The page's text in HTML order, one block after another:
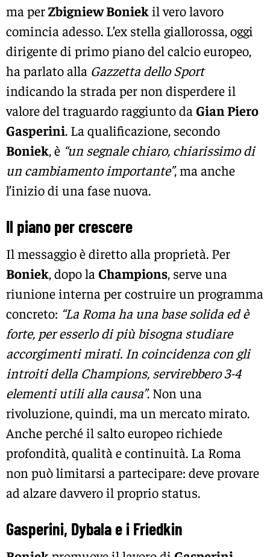
ma perZbigniew Boniekil vero lavoro
comincia adesso. L’ex stella giallorossa, oggi
dirigente di primo piano del calcio europeo,
ha parlato alla Gazzetta dello Sport
indicando la strada per non disperdere il
valore del traguardo raggiunto da Gian Piero
Gasperini. La qualificazione, secondo
Boniek, è “un segnale chiaro, chiarissimo di
un cambiamento importante”, ma anche
l’inizio di una fase nuova.
Il piano per crescere
Il messaggio è diretto alla proprietà. Per
Boniek, dopo la Champions, serve una
riunione interna per costruire un programma
concreto: “La Roma ha una base solida ed è
forte, per esserlo di più bisogna studiare
accorgimenti mirati. In coincidenza con gli
introiti della Champions, servirebbero 3-4
elementi utili alla causa”. Non una
rivoluzione, quindi, ma un mercato mirato.
Anche perché il salto europeo richiede
profondità, qualità e continuità. La Roma
non può limitarsi a partecipare: deve provare
ad alzare davvero il proprio status.
Gasperini, Dybala e i Friedkin